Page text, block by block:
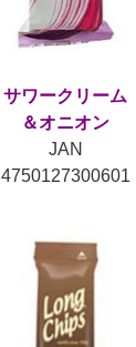
サワークリーム
＆オニオン
JAN
4750127300601